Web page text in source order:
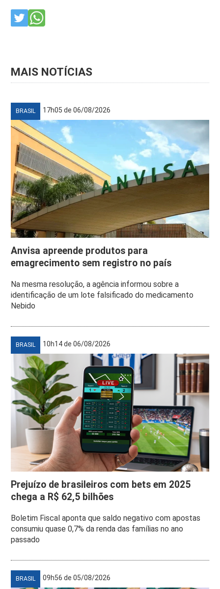
MAIS NOTÍCIAS
BRASIL 17h05 de 06/08/2026
Anvisa apreende produtos para
emagrecimento sem registro no país
Na mesma resolução, a agência informou sobre a
identificação de um lote falsificado do medicamento
Nebido
BRASIL 10h14 de 06/08/2026
Prejuízo de brasileiros com bets em 2025
chega a R$ 62,5 bilhões
Boletim Fiscal aponta que saldo negativo com apostas
consumiu quase 0,7% da renda das famílias no ano
passado
BRASIL 09h56 de 05/08/2026